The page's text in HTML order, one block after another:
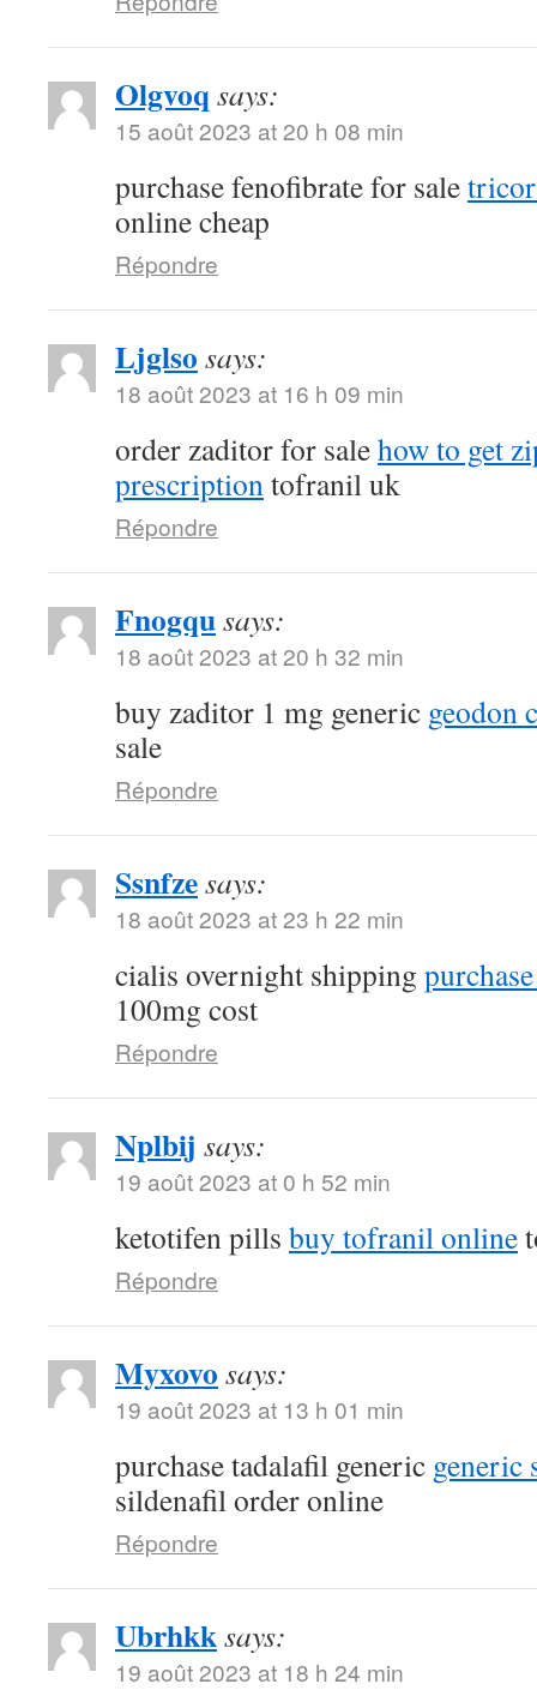
Olgvoq says:
15 août 2023 at 20 h 08 min
purchase fenofibrate for sale
online cheap
Répondre
Ljglso says:
18 août 2023 at 16 h 09 min
order zaditor for salehow to get
prescriptiontofranil uk
Répondre
Fnogqusays:
18 août 2023 at 20 h 32 min
buy zaditor 1 mg generic geodon
sale
Répondre
Ssnfzesays:
18 août 2023 at 23 h 22 min
cialis overnight shipping
100mg cost
Répondre
Nplbij says:
19 août 2023 at 0 h 52 min
ketotifen pills buy tofranil online
Répondre
Myxovo says:
19 août 2023 at 13 h 01 min
purchase tadalafil generic generic
sildenafil order online
Répondre
Ubrhkksays:
19 août 2023 at 18 h 24 min